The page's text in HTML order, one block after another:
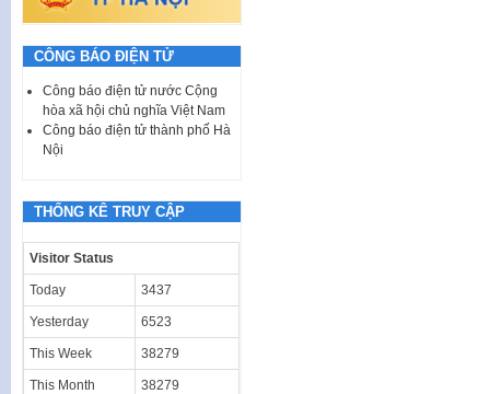
CÔNG BÁO ĐIỆN TỬ
Công báo điện tử nước Cộng
hòa xã hội chủ nghĩa Việt Nam
Công báo điện tử thành phố Hà
Nội
THỐNG KÊ TRUY CẬP
Visitor Status
Today 3437
Yesterday 6523
This Week 38279
This Month 38279